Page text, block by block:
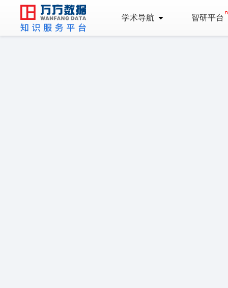
学术导航 智研平台